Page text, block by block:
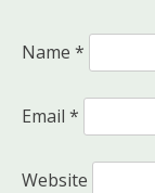
Name *
Email *
Website